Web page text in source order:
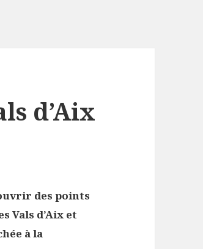
d’Aix
des points
Vals d’Aix et
à la